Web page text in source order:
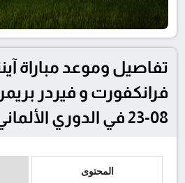
تفاصيل وموعد مباراة
08-23 في الدوري الألماني
المحتوى